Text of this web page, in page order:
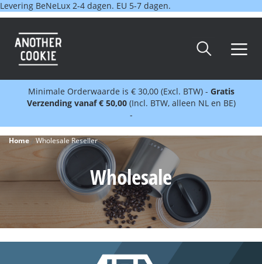
Levering BeNeLux 2-4 dagen. EU 5-7 dagen.
Minimale Orderwaarde is € 30,00 (Excl. BTW) - Gratis
Verzending vanaf € 50,00 (Incl. BTW, alleen NL en BE)
-
Home Wholesale Reseller
Wholesale